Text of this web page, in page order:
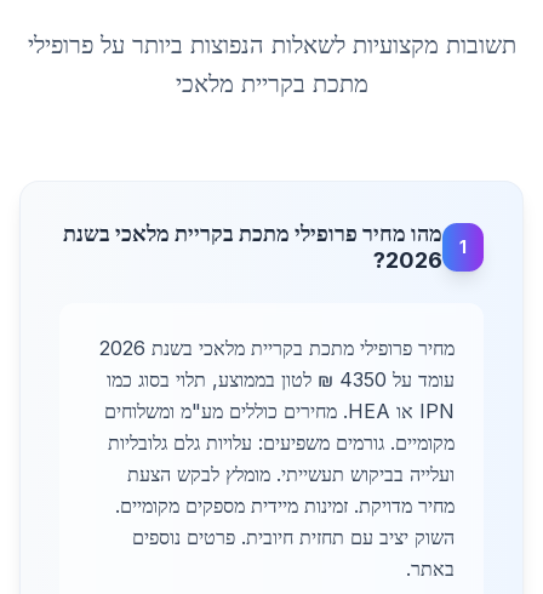
תשובות מקצועיות לשאלות הנפוצות ביותר עלפרופילי
מתכת בקריית מלאכי
1
מהו מחיר פרופילי מתכת בקריית מלאכי בשנת
2026?
מחיר פרופילי מתכת בקריית מלאכי בשנת 2026
עומד על 4350 ₪ לטון בממוצע, תלוי בסוג כמו
IPN או HEA. מחירים כוללים מע"מ ומשלוחים
מקומיים. גורמים משפיעים: עלויות גלם גלובליות
ועלייה בביקוש תעשייתי. מומלץ לבקש הצעת
מחיר מדויקת. זמינות מיידית מספקים מקומיים.
השוק יציב עם תחזית חיובית. פרטים נוספים
באתר.